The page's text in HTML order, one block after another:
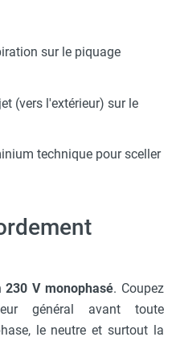
sur le piquage
(vers l'extérieur) sur le
technique pour sceller
230 V monophasé. Coupez
général avant toute
le neutre et surtout la